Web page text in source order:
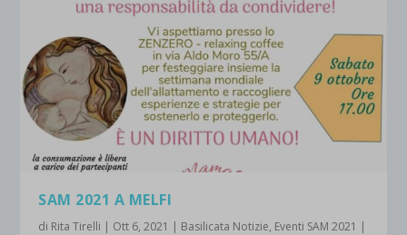
SAM 2021 A MELFI
di Rita Tirelli | Ott 6, 2021 | Basilicata Notizie, Eventi SAM 2021 |